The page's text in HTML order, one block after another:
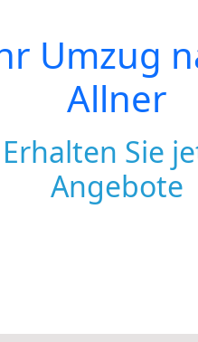
Umzug
Allner
Erhalten Sie
Angebote